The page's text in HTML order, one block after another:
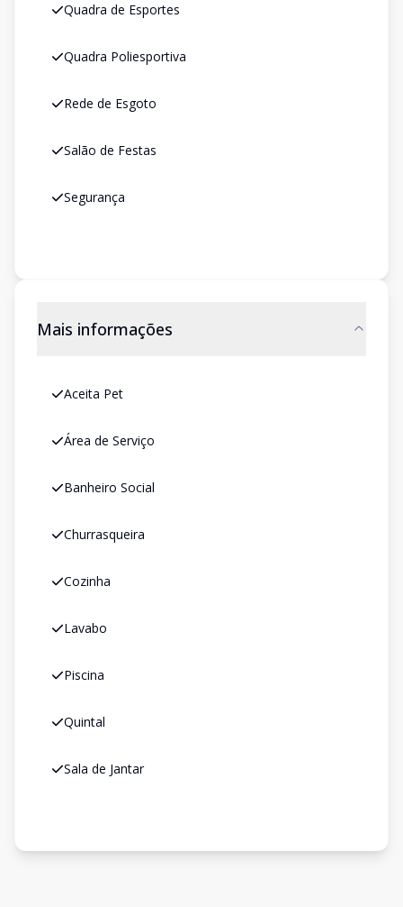
Quadra de Esportes
Quadra Poliesportiva
Rede de Esgoto
Salão de Festas
Segurança
Mais informações
Aceita Pet
Área de Serviço
Banheiro Social
Churrasqueira
Cozinha
Lavabo
Piscina
Quintal
Sala de Jantar